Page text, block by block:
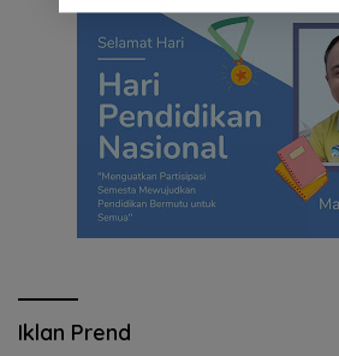
Iklan Prend